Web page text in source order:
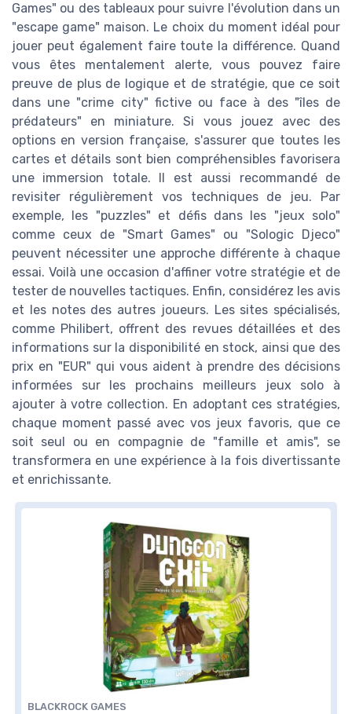
Games" ou des tableaux pour suivre l'évolution dans un
"escape game" maison. Le choix du moment idéal pour
jouer peut également faire toute la différence. Quand
vous êtes mentalement alerte, vous pouvez faire
preuve de plus de logique et de stratégie, que ce soit
dans une "crime city" fictive ou face à des "îles de
prédateurs" en miniature. Si vous jouez avec des
options en version française, s'assurer que toutes les
cartes et détails sont bien compréhensibles favorisera
une immersion totale. Il est aussi recommandé de
revisiter régulièrement vos techniques de jeu. Par
exemple, les "puzzles" et défis dans les "jeux solo"
comme ceux de "Smart Games" ou "Sologic Djeco"
peuvent nécessiter une approche différente à chaque
essai. Voilà une occasion d'affiner votre stratégie et de
tester de nouvelles tactiques. Enfin, considérez les avis
et les notes des autres joueurs. Les sites spécialisés,
comme Philibert, offrent des revues détaillées et des
informations sur la disponibilité en stock, ainsi que des
prix en "EUR" qui vous aident à prendre des décisions
informées sur les prochains meilleurs jeux solo à
ajouter à votre collection. En adoptant ces stratégies,
chaque moment passé avec vos jeux favoris, que ce
soit seul ou en compagnie de "famille et amis", se
transformera en une expérience à la fois divertissante
et enrichissante.
BLACKROCK GAMES